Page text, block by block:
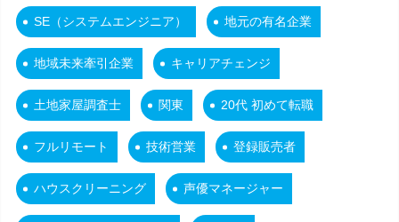
SE（システムエンジニア） 地元の有名企業
地域未来牽引企業 キャリアチェンジ
土地家屋調査士 関東 20代 初めて転職
フルリモート 技術営業 登録販売者
ハウスクリーニング 声優マネージャー